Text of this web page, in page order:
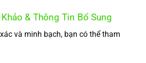
& Thông Tin Bổ Sung
và minh bạch, bạn có thể tham